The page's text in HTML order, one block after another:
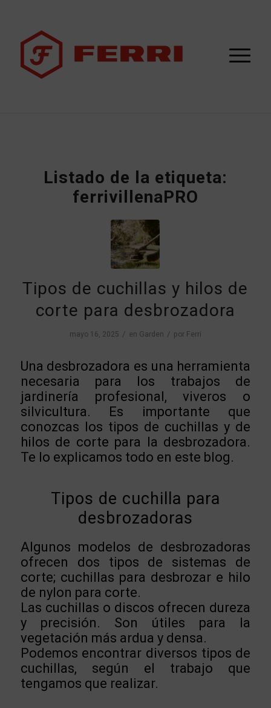
Listado de la etiqueta:
ferrivillenaPRO
Tipos de cuchillas y hilos de
corte para desbrozadora
mayo 16, 2025 / en Garden / por Ferri
Una desbrozadora es una herramienta
necesaria para los trabajos de
jardinería profesional, viveros o
silvicultura. Es importante que
conozcas los tipos de cuchillas y de
hilos de corte para la desbrozadora.
Te lo explicamos todo en este blog.
Tipos de cuchilla para
desbrozadoras
Algunos modelos de desbrozadoras
ofrecen dos tipos de sistemas de
corte; cuchillas para desbrozar e hilo
de nylon para corte.
Las cuchillas o discos ofrecen dureza
y precisión. Son útiles para la
vegetación más ardua y densa.
Podemos encontrar diversos tipos de
cuchillas, según el trabajo que
tengamos que realizar.